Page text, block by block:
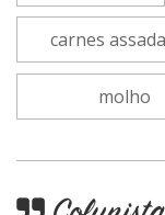
carnes
molho